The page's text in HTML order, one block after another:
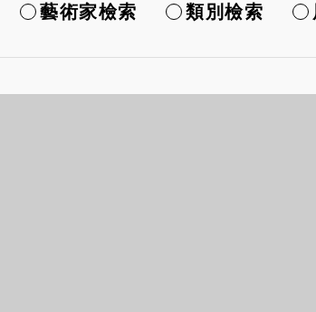
藝術家檢索 類別檢索